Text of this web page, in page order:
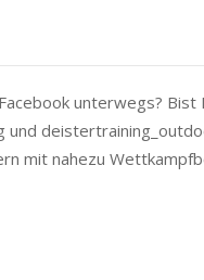
unterwegs?
mit nahezu